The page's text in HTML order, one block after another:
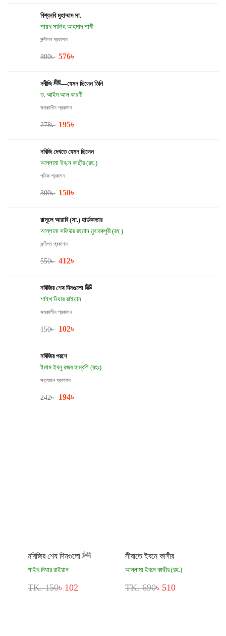
বিশ্বনবি মুহাম্মাদ সা.
শায়খ সালিহ আহমাদ শামী
সন্দীপন প্রকাশন
800৳ 576৳
নবীজি ﷺ—যেমন ছিলেন তিনি
ড. আইদ আল কারণী
সমকালীন প্রকাশন
278৳ 195৳
নবিজি দেখতে যেমন ছিলেন
আল্লামা ইব্‌নে কাছীর (রহ.)
পথিক প্রকাশন
300৳ 150৳
রাসূলে আরাবি (সা.) হার্ডকাভার
আল্লামা সফিউর রহমান মুবারকপুরী (রহ.)
সন্দীপন প্রকাশন
550৳ 412৳
নবিজির শেষ দিনগুলো ﷺ
শাইখ নিযার রাইয়ান
সমকালীন প্রকাশন
150৳ 102৳
নবিজির পরশে
ইমাম ইবনু রজব হাম্বলি (রহঃ)
সত্যায়ন প্রকাশন
242৳ 194৳
নবিজির শেষ দিনগুলো ﷺ
শাইখ নিযার রাইয়ান
TK. 150৳ 102
সীরাতে ইবনে কাসীর
আল্লামা ইবনে কাছীর (রহ.)
TK. 690৳ 510